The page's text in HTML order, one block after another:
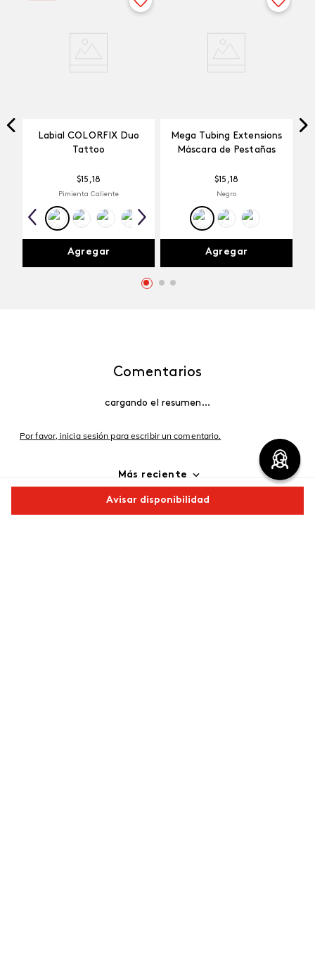
Avisar disponibilidad
Labial COLORFIX Duo
Tattoo
$15 ,18
Pimienta Caliente
Agregar
Mega Tubing Extensions
Máscara de Pestañas
$15 ,18
Negro
Agregar
Comentarios
cargando el resumen…
Por favor, inicia sesión para escribir un comentario.
Más reciente